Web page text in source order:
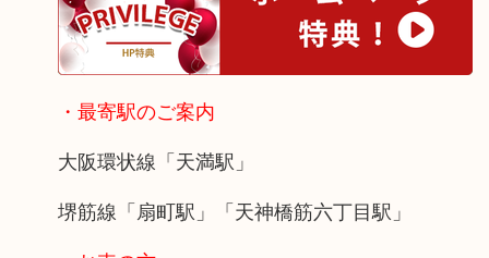
・最寄駅のご案内
大阪環状線「天満駅」
堺筋線「扇町駅」「天神橋筋六丁目駅」